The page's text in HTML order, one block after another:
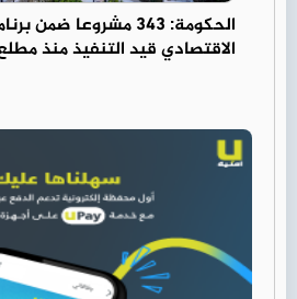
الحكومة: 343 مشروعا
الاقتصادي قيد التنفيذ منذ مطلع